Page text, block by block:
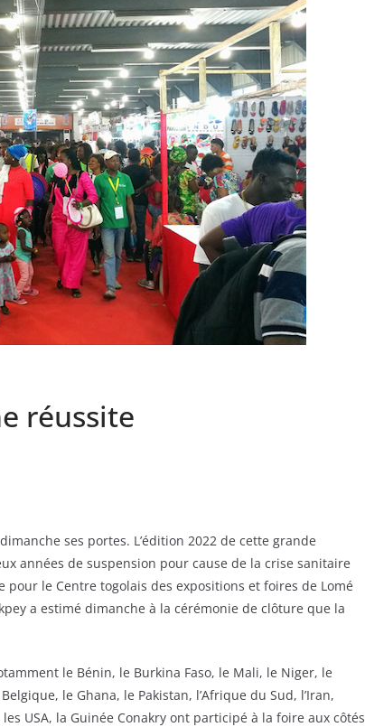
réussite
ses portes. L’édition 2022 de cette grande
années de suspension pour cause de la crise sanitaire
le Centre togolais des expositions et foires de Lomé
a estimé dimanche à la cérémonie de clôture que la
le Bénin, le Burkina Faso, le Mali, le Niger, le
le Ghana, le Pakistan, l’Afrique du Sud, l’Iran,
les USA, la Guinée Conakry ont participé à la foire aux côtés